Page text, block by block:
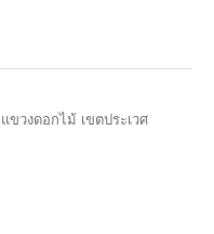
ขวงดอกไม้ เขตประเวศ